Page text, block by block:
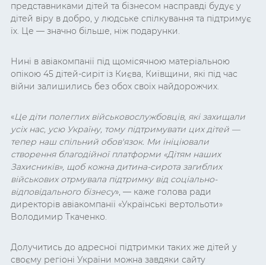
представниками дітей та бізнесом насправді будує у
дітей віру в добро, у людське спілкування та підтримує
їх. Це — значно більше, ніж подарунки.
Нині в авіакомпанії під щомісячною матеріальною
опікою 45 дітей-сиріт із Києва, Київщини, які під час
війни залишились без обох своїх найдорожчих.
«Це діти полеглих військовослужбовців, які захищали
усіх нас, усю Україну, тому підтримувати цих дітей —
тепер наш спільний обов'язок. Ми ініціювали
створення благодійної платформи «Дітям наших
Захисників», щоб кожна дитина-сирота загиблих
військових отрмувала підтримку від соціально-
відповідального бізнесу», — каже голова ради
директорів авіакомпанії «Українські вертольоти»
Володимир Ткаченко.
Долучитись до адресної підтримки таких же дітей у
своєму регіоні України можна завдяки сайту